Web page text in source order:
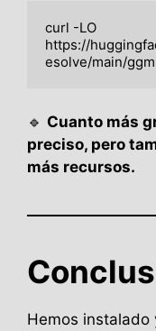
curl -LO
https://
🔹 Cuanto más
preciso, pero
más recursos.
Hemos instalado